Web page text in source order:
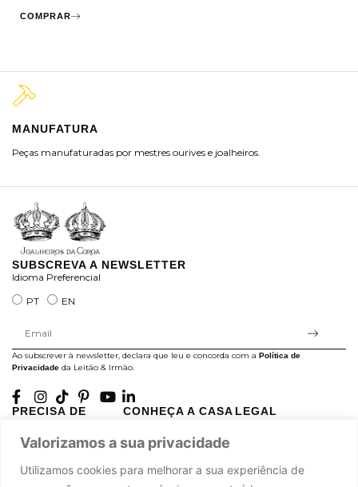
Valorizamos a sua privacidade
Utilizamos cookies para melhorar a sua experiência de
COMPRAR
MANUFATURA
Peças manufaturadas por mestres ourives e joalheiros.
SUBSCREVA A NEWSLETTER
Idioma Preferencial
PT
EN
Ao subscrever à newsletter, declara que leu e concorda com a Política de
Privacidade da Leitão & Irmão.
PRECISA DE
A minha conta
CONHEÇA A CASA
História
LEGAL
Termos e Condições